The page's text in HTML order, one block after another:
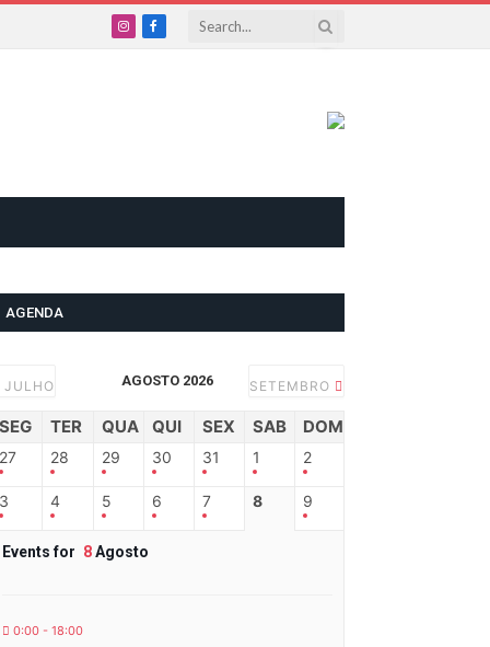
InstagramFacebook
AGENDA
JULHO AGOSTO 2026 SETEMBRO
SEG TER QUA QUI SEX SAB DOM
27 28 29 30 31 1 2
3 4 5 6 7 8 9
Events for 8Agosto
0:00 - 18:00